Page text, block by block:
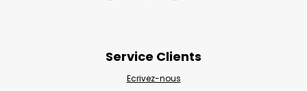
Service Clients
Ecrivez-nous